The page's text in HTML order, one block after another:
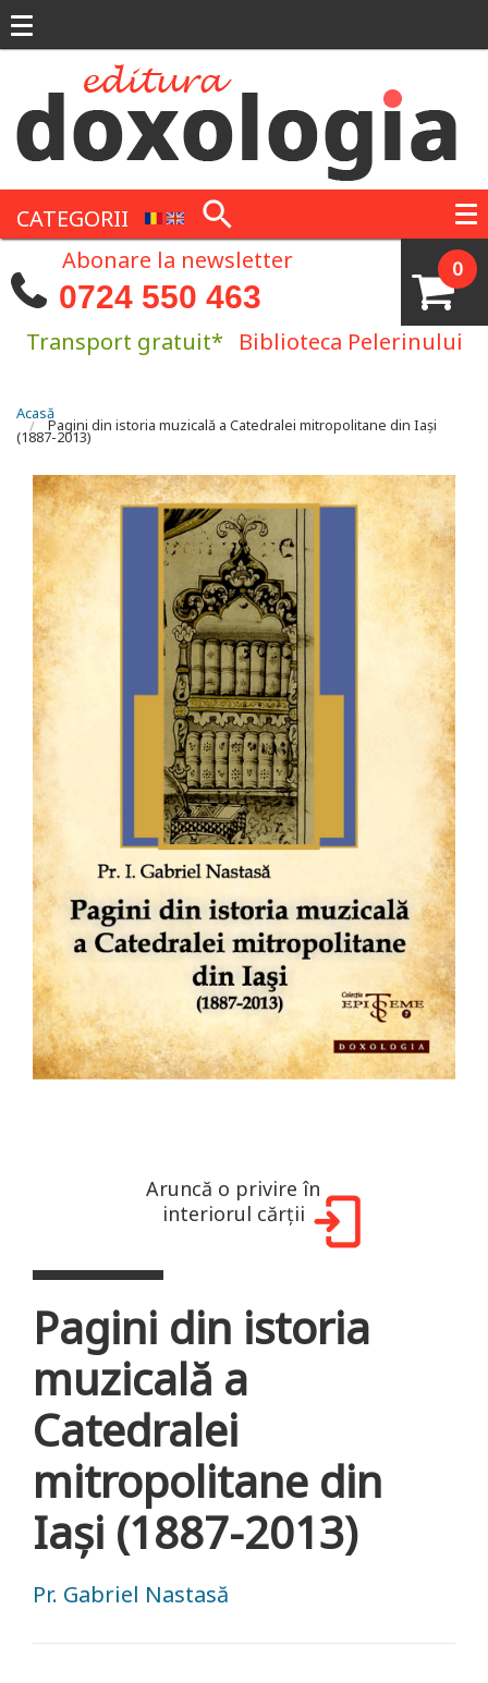
CATEGORII
0
Abonare la newsletter
0724 550 463
Transport gratuit* Biblioteca Pelerinului
Eşti aici
Acasă
Pagini din istoria muzicală a Catedralei mitropolitane din Iași
(1887-2013)
Aruncă o privire în
interiorul cărții
Pagini din istoria
muzicală a
Catedralei
mitropolitane din
Iași (1887-2013)
Pr. Gabriel Nastasă